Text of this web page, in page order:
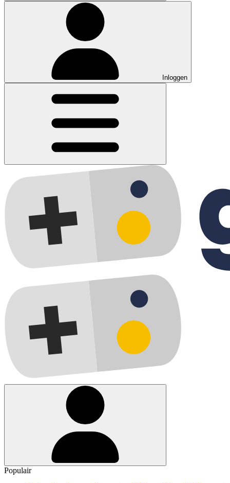
Inloggen
Populair